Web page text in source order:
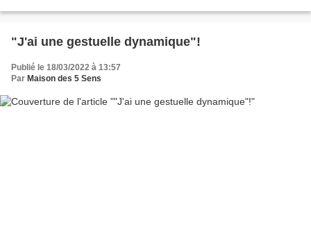
"J'ai une gestuelle dynamique"!
Publié le 18/03/2022 à 13:57
Par Maison des 5 Sens